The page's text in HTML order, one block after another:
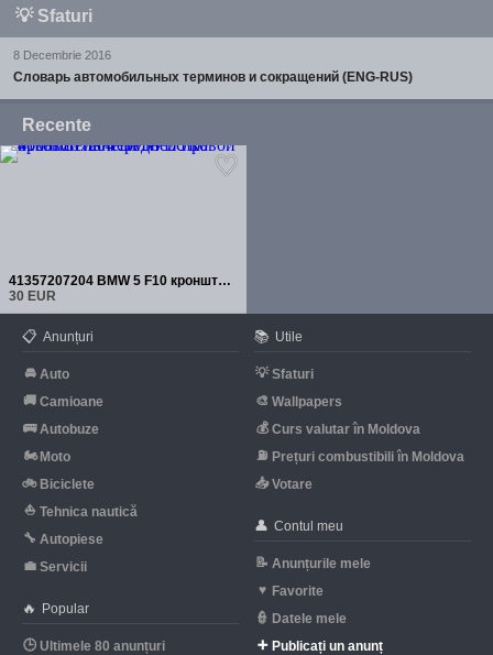
💡 Sfaturi
8 Decembrie 2016
Словарь автомобильных терминов и сокращений (ENG-RUS)
Recente
41357207204 BMW 5 F10 кронштейн передней правой боковой панели
30 EUR
📋 Anunțuri
🚘 Auto
🚚 Camioane
🚌 Autobuze
🏍 Moto
🚲 Biciclete
⛵ Tehnica nautică
🔧 Autopiese
💼 Servicii
🔥 Popular
🕒 Ultimele 80 anunțuri
📚 Utile
💡 Sfaturi
🎨 Wallpapers
💰 Curs valutar în Moldova
⛽ Prețuri combustibili în Moldova
📥 Votare
👤 Contul meu
📝 Anunțurile mele
♥ Favorite
👮 Datele mele
➕ Publicați un anunț